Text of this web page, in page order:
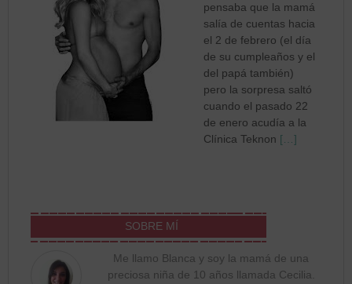
pensaba que la mamá
salía de cuentas hacia
el 2 de febrero (el día
de su cumpleaños y el
del papá también)
pero la sorpresa saltó
cuando el pasado 22
de enero acudía a la
Clínica Teknon […]
SOBRE MÍ
Me llamo Blanca y soy la mamá de una
preciosa niña de 10 años llamada Cecilia.